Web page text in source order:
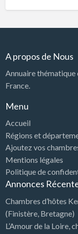
A propos de Nous
Annuaire thématique
France.
Menu
Accueil
Régions et
Ajoutez vos
Mentions légales
Politique de
Annonces
Chambres d’hôtes
(Finistère, Bretagne)
L’Amour de la Loire,